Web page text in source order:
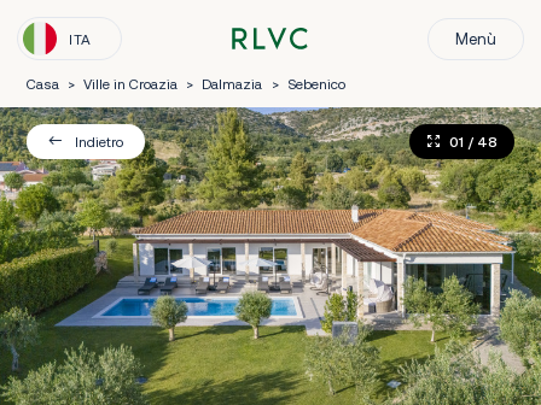
ITA Menù
Casa > Ville in Croazia > Dalmazia > Sebenico
Indietro 01 / 48